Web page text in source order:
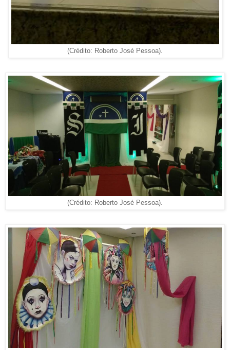
(Crédito: Roberto José Pessoa).
(Crédito: Roberto José Pessoa).